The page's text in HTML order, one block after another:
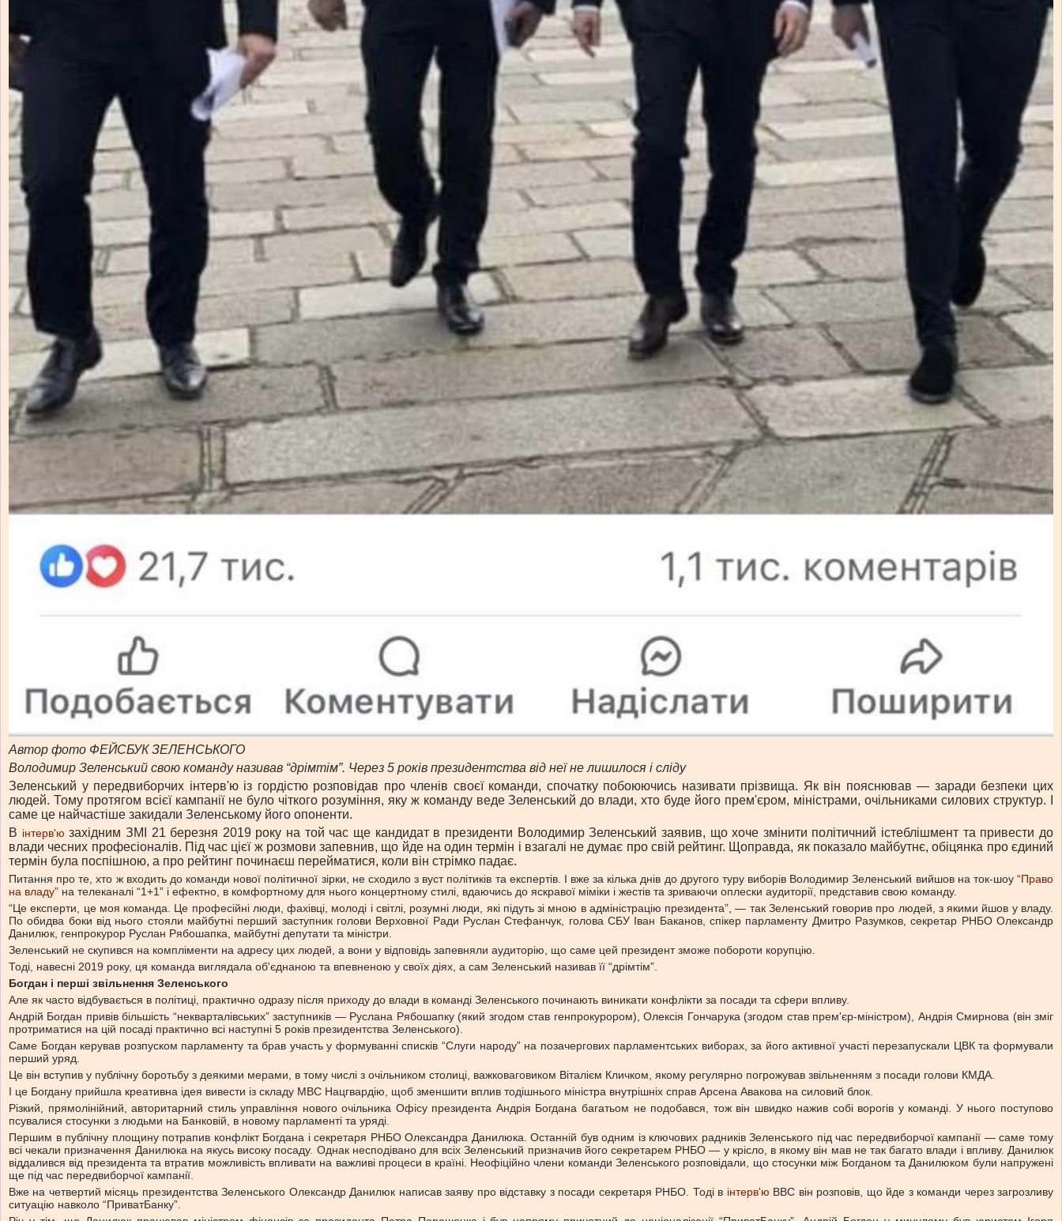
Автор фото ФЕЙСБУК ЗЕЛЕНСЬКОГО
Володимир Зеленський свою команду називав “дрімтім”. Через 5 років президентства від неї не лишилося і сліду
Зеленський у передвиборчих інтерв'ю із гордістю розповідав про членів своєї команди, спочатку побоюючись називати прізвища. Як він пояснював — заради безпеки цих
людей. Тому протягом всієї кампанії не було чіткого розуміння, яку ж команду веде Зеленський до влади, хто буде його прем'єром, міністрами, очільниками силових структур. І
саме це найчастіше закидали Зеленському його опоненти.
В інтерв'ю західним ЗМІ 21 березня 2019 року на той час ще кандидат в президенти Володимир Зеленський заявив, що хоче змінити політичний істеблішмент та привести до
влади чесних професіоналів. Під час цієї ж розмови запевнив, що йде на один термін і взагалі не думає про свій рейтинг. Щоправда, як показало майбутнє, обіцянка про єдиний
термін була поспішною, а про рейтинг починаєш перейматися, коли він стрімко падає.
Питання про те, хто ж входить до команди нової політичної зірки, не сходило з вуст політиків та експертів. І вже за кілька днів до другого туру виборів Володимир Зеленський вийшов на ток-шоу “Право
на владу” на телеканалі “1+1” і ефектно, в комфортному для нього концертному стилі, вдаючись до яскравої міміки і жестів та зриваючи оплески аудиторії, представив свою команду.
“Це експерти, це моя команда. Це професійні люди, фахівці, молоді і світлі, розумні люди, які підуть зі мною в адміністрацію президента”, — так Зеленський говорив про людей, з якими йшов у владу.
По обидва боки від нього стояли майбутні перший заступник голови Верховної Ради Руслан Стефанчук, голова СБУ Іван Баканов, спікер парламенту Дмитро Разумков, секретар РНБО Олександр
Данилюк, генпрокурор Руслан Рябошапка, майбутні депутати та міністри.
Зеленський не скупився на компліменти на адресу цих людей, а вони у відповідь запевняли аудиторію, що саме цей президент зможе побороти корупцію.
Тоді, навесні 2019 року, ця команда виглядала об'єднаною та впевненою у своїх діях, а сам Зеленський називав її “дрімтім”.
Богдан і перші звільнення Зеленського
Але як часто відбувається в політиці, практично одразу після приходу до влади в команді Зеленського починають виникати конфлікти за посади та сфери впливу.
Андрій Богдан привів більшість “некварталівських” заступників — Руслана Рябошапку (який згодом став генпрокурором), Олексія Гончарука (згодом став прем'єр-міністром), Андрія Смирнова (він зміг
протриматися на цій посаді практично всі наступні 5 років президентства Зеленського).
Саме Богдан керував розпуском парламенту та брав участь у формуванні списків “Слуги народу” на позачергових парламентських виборах, за його активної участі перезапускали ЦВК та формували
перший уряд.
Це він вступив у публічну боротьбу з деякими мерами, в тому числі з очільником столиці, важковаговиком Віталієм Кличком, якому регулярно погрожував звільненням з посади голови КМДА.
І це Богдану прийшла креативна ідея вивести із складу МВС Нацгвардію, щоб зменшити вплив тодішнього міністра внутрішніх справ Арсена Авакова на силовий блок.
Різкий, прямолінійний, авторитарний стиль управління нового очільника Офісу президента Андрія Богдана багатьом не подобався, тож він швидко нажив собі ворогів у команді. У нього поступово
псувалися стосунки з людьми на Банковій, в новому парламенті та уряді.
Першим в публічну площину потрапив конфлікт Богдана і секретаря РНБО Олександра Данилюка. Останній був одним із ключових радників Зеленського під час передвиборчої кампанії — саме тому
всі чекали призначення Данилюка на якусь високу посаду. Однак несподівано для всіх Зеленський призначив його секретарем РНБО — у крісло, в якому він мав не так багато влади і впливу. Данилюк
віддалився від президента та втратив можливість впливати на важливі процеси в країні. Неофіційно члени команди Зеленського розповідали, що стосунки між Богданом та Данилюком були напружені
ще під час передвиборчої кампанії.
Вже на четвертий місяць президентства Зеленського Олександр Данилюк написав заяву про відставку з посади секретаря РНБО. Тоді в інтерв'ю ВВС він розповів, що йде з команди через загрозливу
ситуацію навколо “ПриватБанку”.